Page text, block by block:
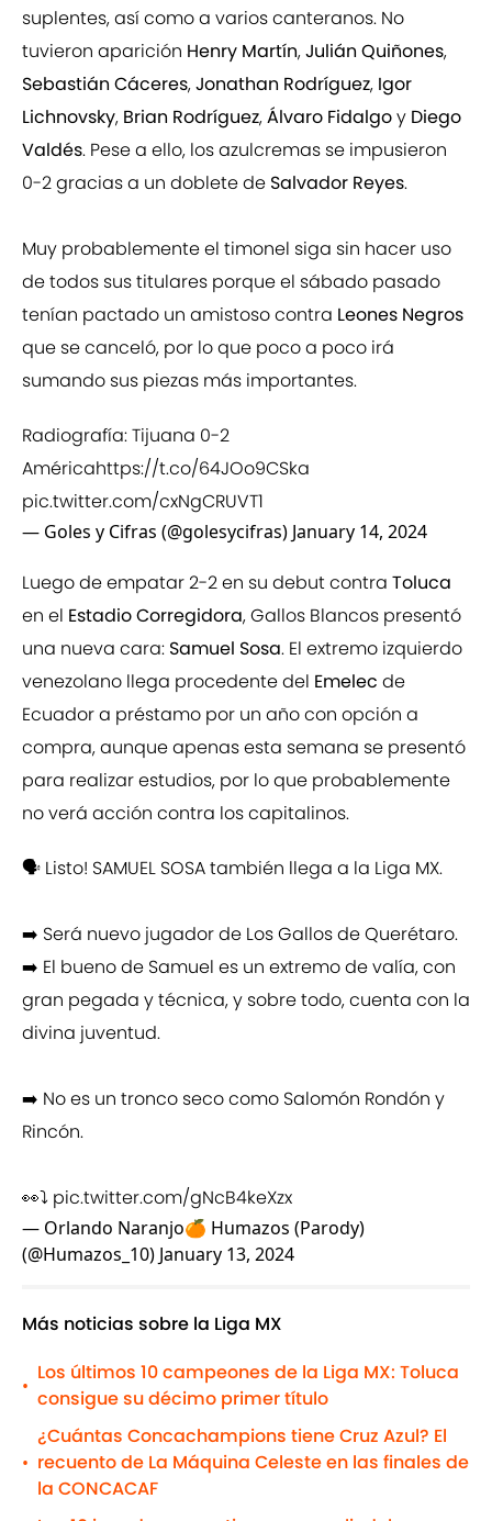
suplentes, así como a varios canteranos. No
tuvieron aparición Henry Martín,Julián Quiñones,
Sebastián Cáceres,Jonathan Rodríguez, Igor
Lichnovsky, Brian Rodríguez,Álvaro Fidalgoy Diego
Valdés. Pese a ello, los azulcremas se impusieron
0-2 gracias a un doblete de Salvador Reyes.
Muy probablemente el timonel siga sin hacer uso
de todos sus titulares porque el sábado pasado
tenían pactado un amistoso contra Leones Negros
que se canceló, por lo que poco a poco irá
sumando sus piezas más importantes.
Radiografía: Tijuana 0-2
Américahttps://t.co/64JOo9CSka
pic.twitter.com/cxNgCRUVT1
— Goles y Cifras (@golesycifras) January 14, 2024
Luego de empatar 2-2 en su debut contra Toluca
en el Estadio Corregidora, Gallos Blancos presentó
una nueva cara: Samuel Sosa. El extremo izquierdo
venezolano llega procedente del Emelec de
Ecuador a préstamo por un año con opción a
compra, aunque apenas esta semana se presentó
para realizar estudios, por lo que probablemente
no verá acción contra los capitalinos.
🗣️ Listo! SAMUEL SOSA también llega a la Liga MX.
➡️ Será nuevo jugador de Los Gallos de Querétaro.
➡️ El bueno de Samuel es un extremo de valía, con
gran pegada y técnica, y sobre todo, cuenta con la
divina juventud.
➡️ No es un tronco seco como Salomón Rondón y
Rincón.
👀⤵️ pic.twitter.com/gNcB4keXzx
— Orlando Naranjo🍊 Humazos (Parody)
(@Humazos_10) January 13, 2024
Más noticias sobre la Liga MX
•
Los últimos 10 campeones de la Liga MX: Toluca
consigue su décimo primer título
•
¿Cuántas Concachampions tiene Cruz Azul? El
recuento de La Máquina Celeste en las finales de
la CONCACAF